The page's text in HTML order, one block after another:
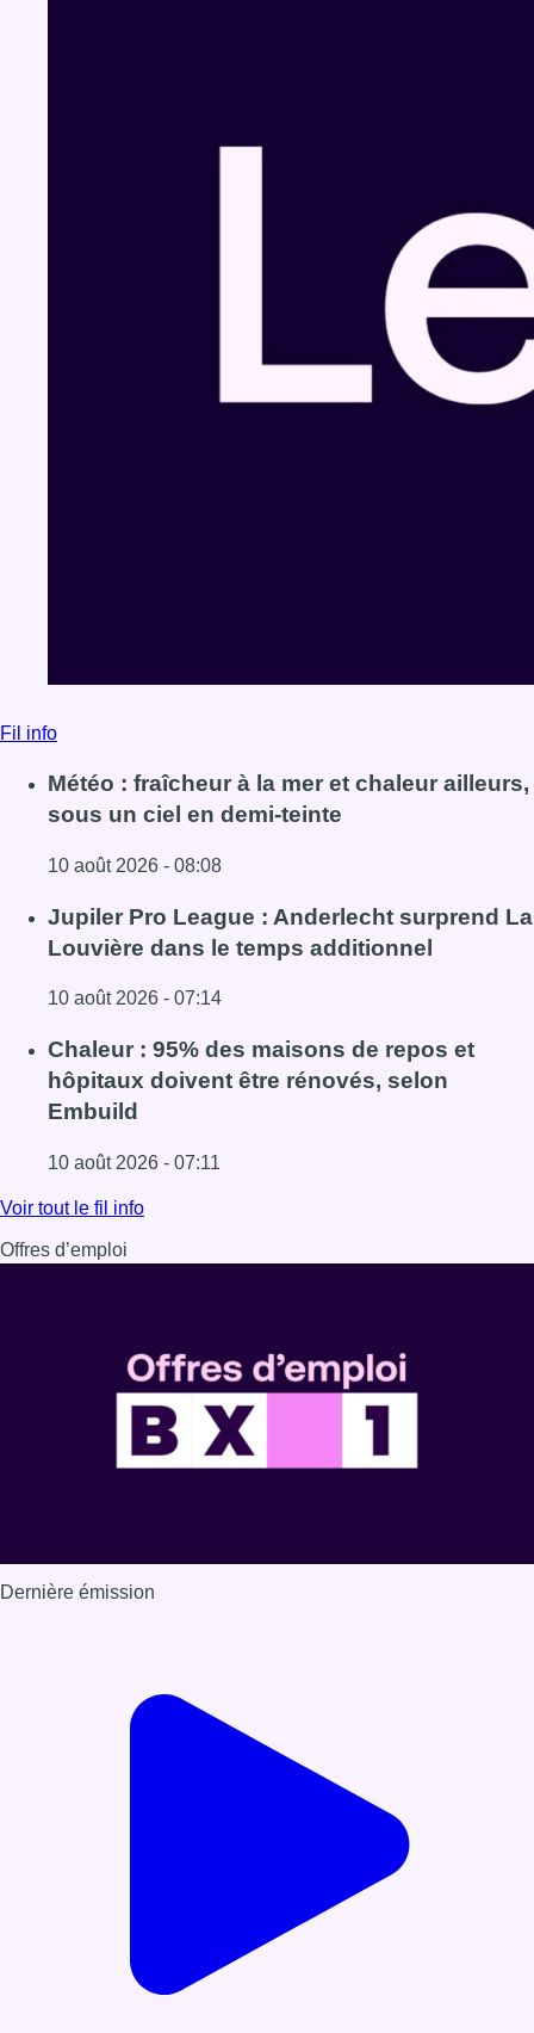
Fil info
Météo : fraîcheur à la mer et chaleur ailleurs,
sous un ciel en demi-teinte
10 août 2026 - 08:08
Lire l'article Météo : fraîcheur à la mer et chaleur ailleurs,
Jupiler Pro League : Anderlecht surprend La
Louvière dans le temps additionnel
10 août 2026 - 07:14
Lire l'article Jupiler Pro League : Anderlecht surprend La
Chaleur : 95% des maisons de repos et
hôpitaux doivent être rénovés, selon
Embuild
10 août 2026 - 07:11
Lire l'article Chaleur : 95% des maisons de repos et
Voir tout le fil info
Offres d’emploi
Dernière émission